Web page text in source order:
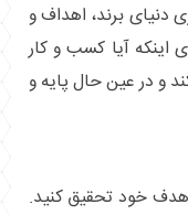
دنیای برند، اهداف و
اینکه آیا کسب و کار
و در عین حال پایه و
خود تحقیق کنید.